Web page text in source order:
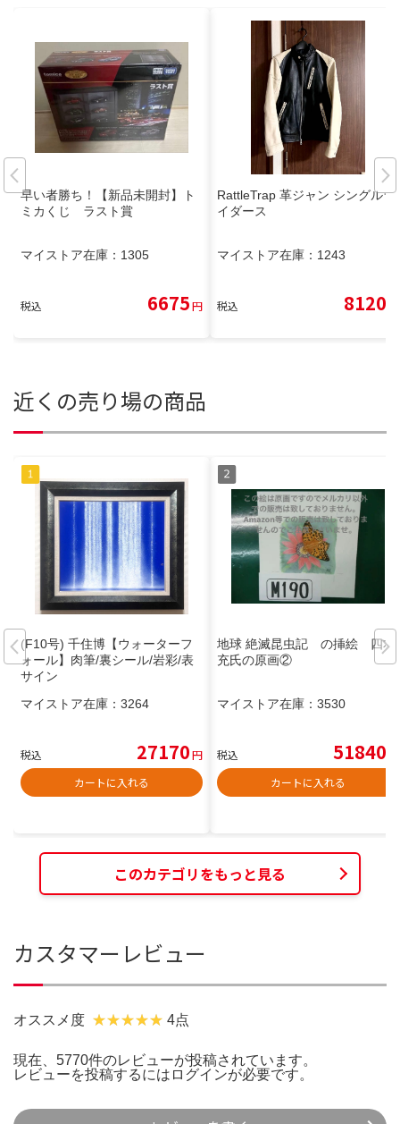
早い者勝ち！【新品未開封】ト
ミカくじ ラスト賞
マイストア在庫： 1305
税込 6675円
RattleTrap 革ジャン シングルラ
イダース
マイストア在庫： 1243
税込 8120
近くの売り場の商品
(F10号) 千住博【ウォーターフ
ォール】肉筆/裏シール/岩彩/表
サイン
マイストア在庫： 3264
税込 27170円
カートに入れる
地球 絶滅昆虫記 の挿絵 四本
充氏の原画②
マイストア在庫： 3530
税込 51840
カートに入れる
このカテゴリをもっと見る
カスタマーレビュー
オススメ度 4点
現在、5770件のレビューが投稿されています。
レビューを投稿するには ログインが必要です。